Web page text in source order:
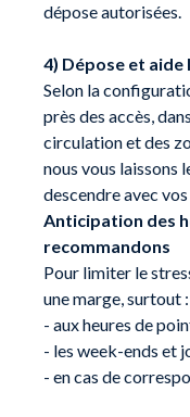
dépose autorisées.
4) Dépose et
Selon la
près des accès,
circulation et des
nous vous laissons
descendre avec
Anticipation des
recommandons
Pour limiter le
une marge, surtout :
- aux heures de
- les week-ends et
- en cas de